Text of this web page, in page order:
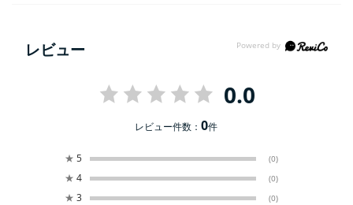
レビュー
0.0
レビュー件数：0件
★ 5 (0)
★ 4 (0)
★ 3 (0)